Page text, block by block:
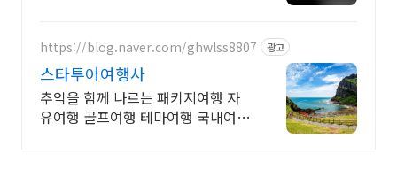
드
https://blog.naver.com/ghwlss8807 광고
스타투어여행사
추억을 함께 나르는 패키지여행 자
유여행 골프여행 테마여행 국내여행